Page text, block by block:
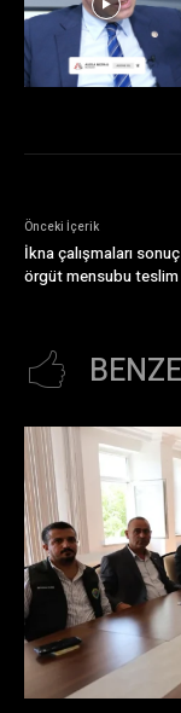
Önceki İçerik
İkna çalışmaları
örgüt mensubu